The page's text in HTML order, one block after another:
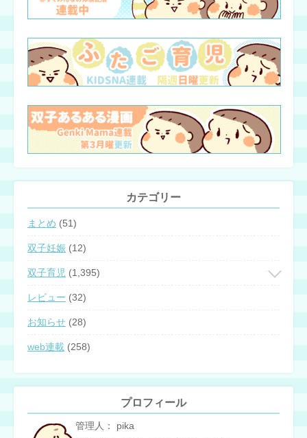
カテゴリー
まとめ (51)
双子妊娠 (12)
双子育児 (1,395)
レビュー (32)
お知らせ (28)
web連載 (258)
プロフィール
管理人： pika